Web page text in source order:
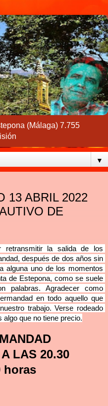
(Málaga) 7.755
▼
13 ABRIL 2022
DE
retransmitir la salida de los
después de dos años sin
alguna uno de los momentos
de Estepona, como se suele
palabras. Agradecer como
en todo aquello que
trabajo. Verse rodeado
que no tiene precio.
LAS 20.30
horas